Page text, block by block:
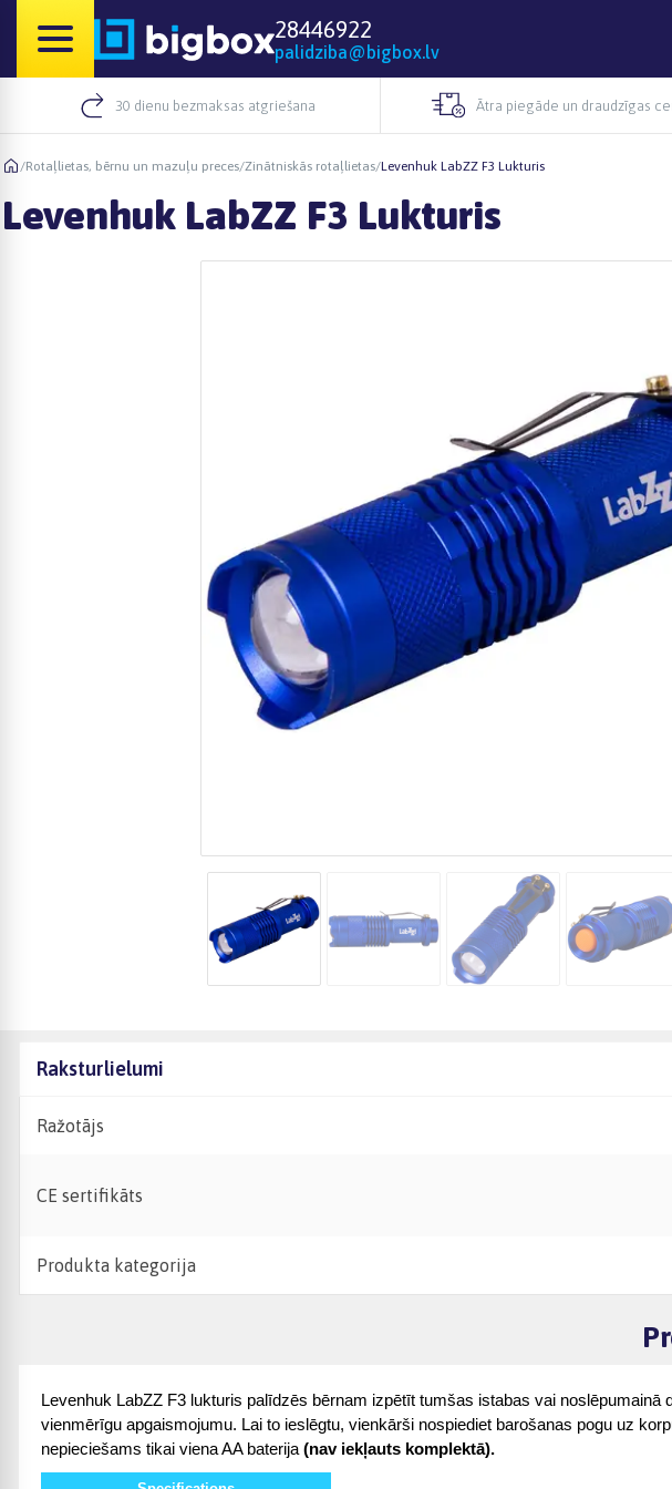
28446922
palidziba@bigbox.lv
30 dienu bezmaksas atgriešana Ātra piegāde un draudzīgas
/Rotaļlietas, bērnu un mazuļu preces/Zinātniskās rotaļlietas/Levenhuk LabZZ F3 Lukturis
Levenhuk LabZZ F3 Lukturis
Raksturlielumi
Ražotājs
CE sertifikāts
Produkta kategorija
Levenhuk LabZZ F3 lukturis palīdzēs bērnam izpētīt tumšas istabas vai
vienmērīgu apgaismojumu. Lai to ieslēgtu, vienkārši nospiediet barošanas pogu uz
nepieciešams tikai viena AA baterija (nav iekļauts komplektā).